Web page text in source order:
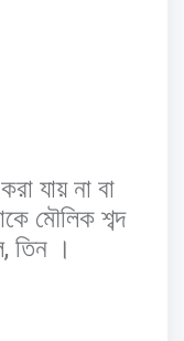
করা যায় না বা
মৌলিক শব্দ
, তিন ।